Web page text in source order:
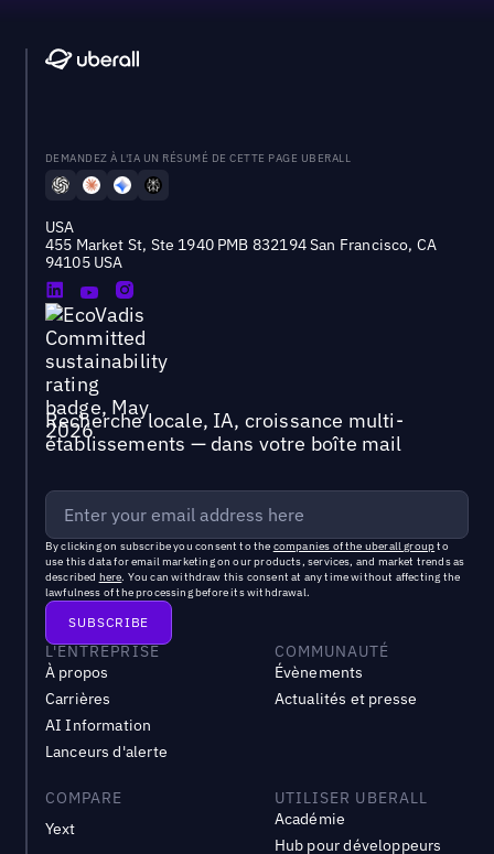
DEMANDEZ À L'IA UN RÉSUMÉ DE CETTE PAGE UBERALL
USA
455 Market St, Ste 1940 PMB 832194 San Francisco, CA
94105 USA
Recherche locale, IA, croissance multi-
établissements — dans votre boîte mail
By clicking on subscribe you consent to the companies of the uberall groupto
use this data for email marketing on our products, services, and market trends as
described here. You can withdraw this consent at any time without affecting the
lawfulness of the processing before its withdrawal.
L'ENTREPRISE
À propos
Carrières
AI Information
Lanceurs d'alerte
COMMUNAUTÉ
Évènements
Actualités et presse
COMPARE
Yext
UTILISER UBERALL
Académie
Hub pour développeurs